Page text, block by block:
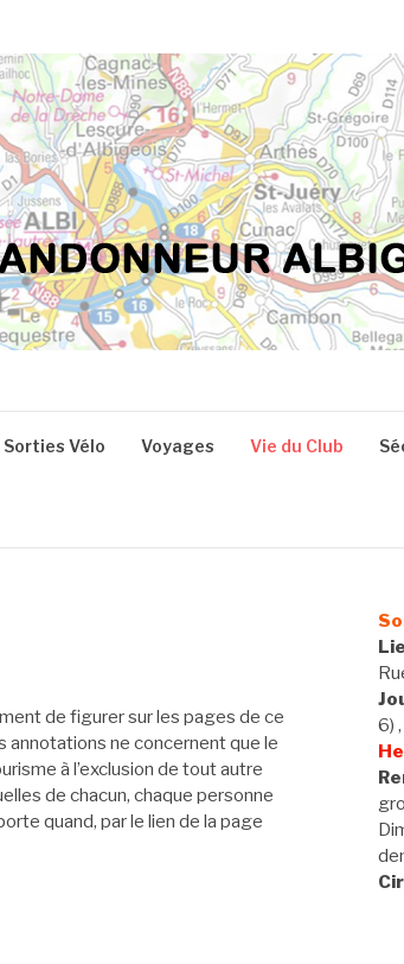
Sorties Vélo Voyages Vie du Club
de figurer sur les pages de ce
annotations ne concernent que le
à l’exclusion de tout autre
de chacun, chaque personne
quand, par le lien de la page
6)